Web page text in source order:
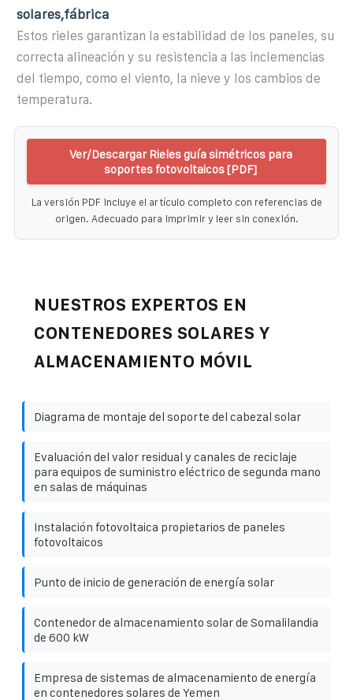
solares,fábrica
Estos rieles garantizan la estabilidad de los paneles, su
correcta alineación y su resistencia a las inclemencias
del tiempo, como el viento, la nieve y los cambios de
temperatura.
Ver/Descargar Rieles guía simétricos para
soportes fotovoltaicos [PDF]
La versión PDF incluye el artículo completo con referencias de
origen. Adecuado para imprimir y leer sin conexión.
NUESTROS EXPERTOS EN
CONTENEDORES SOLARES Y
ALMACENAMIENTO MÓVIL
Diagrama de montaje del soporte del cabezal solar
Evaluación del valor residual y canales de reciclaje
para equipos de suministro eléctrico de segunda mano
en salas de máquinas
Instalación fotovoltaica propietarios de paneles
fotovoltaicos
Punto de inicio de generación de energía solar
Contenedor de almacenamiento solar de Somalilandia
de 600 kW
Empresa de sistemas de almacenamiento de energía
en contenedores solares de Yemen